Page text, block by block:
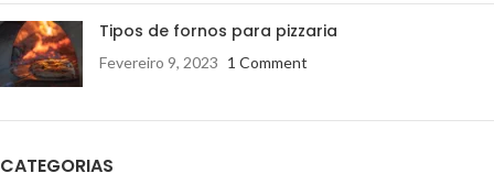
Tipos de fornos para pizzaria
Fevereiro 9, 2023 1 Comment
CATEGORIAS